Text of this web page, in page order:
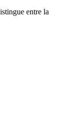
entre la